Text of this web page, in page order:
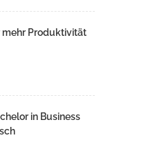
mehr Produktivität
in Business